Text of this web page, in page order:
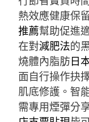
熱效應健康保
推薦幫助促進
在對減肥法的
燒體內脂肪日
面自行操作抉
肌底修護。智
需專用煙彈分